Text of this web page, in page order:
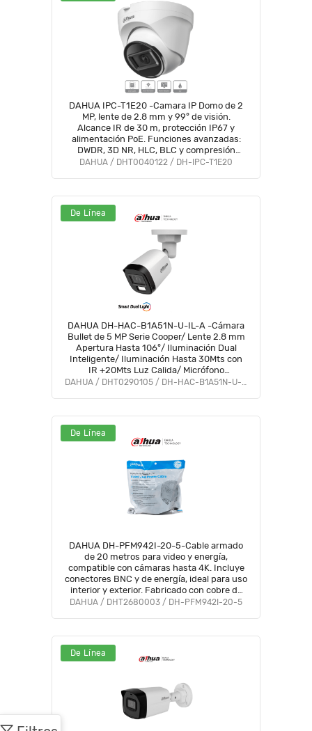
DAHUA IPC-T1E20 -Camara IP Domo de 2
MP, lente de 2.8 mm y 99° de visión.
Alcance IR de 30 m, protección IP67 y
alimentación PoE. Funciones avanzadas:
DWDR, 3D NR, HLC, BLC y compresión
H.265+ Ideal para videovigilancia
DAHUA / DHT0040122 / DH-IPC-T1E20
De Línea
DAHUA DH-HAC-B1A51N-U-IL-A -Cámara
Bullet de 5 MP Serie Cooper/ Lente 2.8 mm
Apertura Hasta 106°/ Iluminación Dual
Inteligente/ Iluminación Hasta 30Mts con
IR +20Mts Luz Calida/ Micrófono
Incorporado/ Plástico/ Para
DAHUA / DHT0290105 / DH-HAC-B1A51N-U-IL-A
De Línea
DAHUA DH-PFM942I-20-5-Cable armado
de 20 metros para video y energía,
compatible con cámaras hasta 4K. Incluye
conectores BNC y de energía, ideal para uso
interior y exterior. Fabricado con cobre de
alta pureza, soporta AHD, CVI, TVI, y CVBS.
DAHUA / DHT2680003 / DH-PFM942I-20-5
De Línea